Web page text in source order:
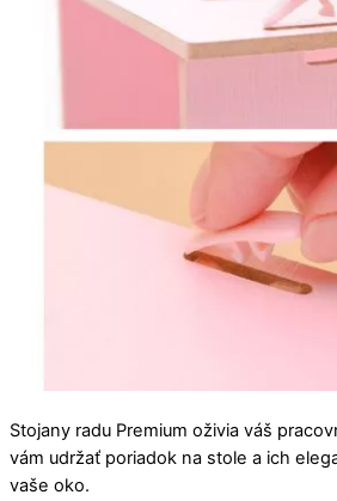
Stojany radu Premium oživia váš
vám udržať poriadok na stole a ich
vaše oko.